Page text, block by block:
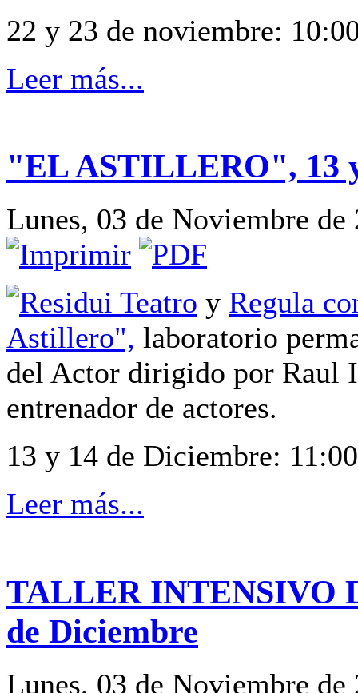
22 y 23 de noviembre:
Leer más...
"EL ASTILLERO", 13
Lunes, 03 de Noviembre de
Residui Teatro y Regula
Astillero", laboratorio
del Actor dirigido por Raul
entrenador de actores.
13 y 14 de Diciembre:
Leer más...
TALLER INTENSIVO
de Diciembre
Lunes, 03 de Noviembre de